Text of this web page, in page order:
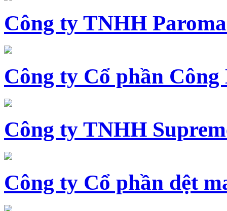
Công ty TNHH
Công ty Cổ phần Công
Công ty TNHH
Công ty Cổ phần dệt